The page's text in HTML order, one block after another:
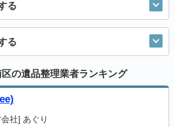
る
る
の遺品整理業者ランキング
社] あぐり